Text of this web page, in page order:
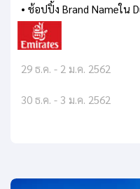
• ช้อปปิ้ง Brand Nameใน
29 ธ.ค. - 2 ม.ค. 2562
30 ธ.ค. - 3 ม.ค. 2562